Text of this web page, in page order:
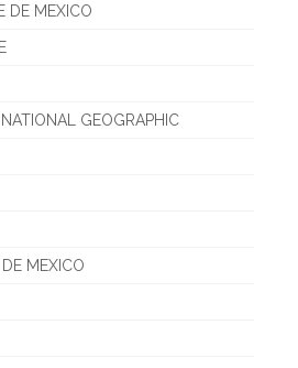
DE MEXICO
GEOGRAPHIC
MEXICO